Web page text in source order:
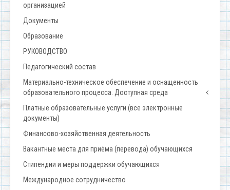
организацией
Документы
Образование
РУКОВОДСТВО
Педагогический состав
Материально-техническое обеспечение и оснащенность
образовательного процесса. Доступная среда
Платные образовательные услуги (все электронные
документы)
Финансово-хозяйственная деятельность
Вакантные места для приёма (перевода) обучающихся
Стипендии и меры поддержки обучающихся
Международное сотрудничество